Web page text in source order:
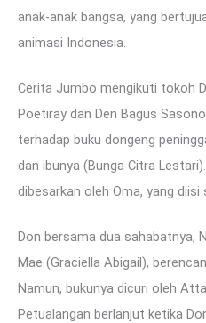
anak-anak bangsa, yang
animasi Indonesia.
Cerita Jumbo mengikuti tokoh
Poetiray dan Den Bagus
terhadap buku dongeng
dan ibunya (Bunga Citra
dibesarkan oleh Oma, yang
Don bersama dua sahabatnya,
Mae (Graciella Abigail),
Namun, bukunya dicuri oleh
Petualangan berlanjut ketika